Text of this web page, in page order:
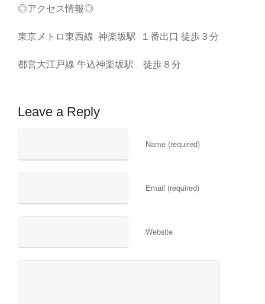
◎アクセス情報◎
東京メトロ東西線 神楽坂駅 １番出口 徒歩３分
都営大江戸線 牛込神楽坂駅 徒歩８分
Leave a Reply
Name (required)
Email (required)
Website